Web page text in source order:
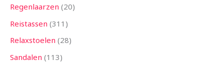
Regenlaarzen 20
Reistassen 311
Relaxstoelen 28
Sandalen 113